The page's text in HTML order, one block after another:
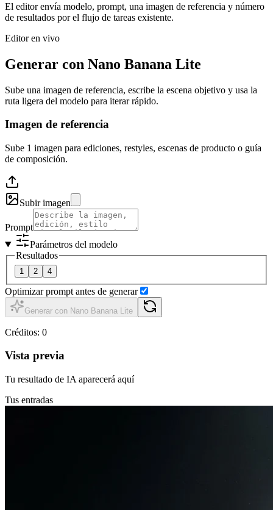
El editor envía modelo, prompt, una imagen de referencia y número
de resultados por el flujo de tareas existente.
Editor en vivo
Generar con Nano Banana Lite
Sube una imagen de referencia, escribe la escena objetivo y usa la
ruta ligera del modelo para iterar rápido.
Imagen de referencia
Sube 1 imagen para ediciones, restyles, escenas de producto o guía
de composición.
Subir imagen
Prompt
Parámetros del modelo
Resultados
1 2 4
Optimizar prompt antes de generar
Generar con Nano Banana Lite
Créditos: 0
Vista previa
Tu resultado de IA aparecerá aquí
Tus entradas